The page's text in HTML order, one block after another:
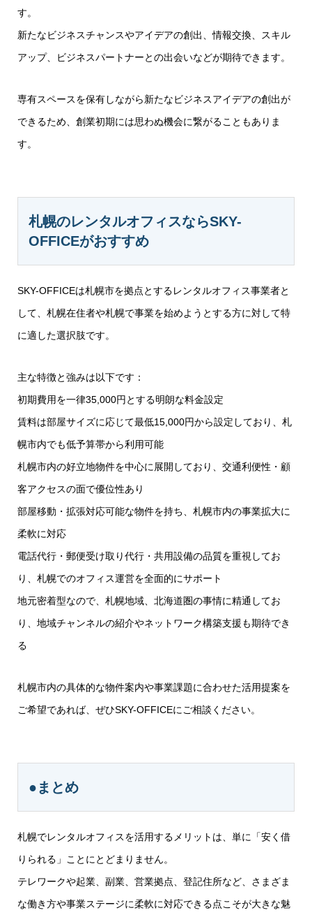
す。
新たなビジネスチャンスやアイデアの創出、情報交換、スキル
アップ、ビジネスパートナーとの出会いなどが期待できます。
専有スペースを保有しながら新たなビジネスアイデアの創出が
できるため、創業初期には思わぬ機会に繋がることもありま
す。
札幌のレンタルオフィスならSKY-
OFFICEがおすすめ
SKY-OFFICEは札幌市を拠点とするレンタルオフィス事業者と
して、札幌在住者や札幌で事業を始めようとする方に対して特
に適した選択肢です。
主な特徴と強みは以下です：
初期費用を一律35,000円とする明朗な料金設定
賃料は部屋サイズに応じて最低15,000円から設定しており、札
幌市内でも低予算帯から利用可能
札幌市内の好立地物件を中心に展開しており、交通利便性・顧
客アクセスの面で優位性あり
部屋移動・拡張対応可能な物件を持ち、札幌市内の事業拡大に
柔軟に対応
電話代行・郵便受け取り代行・共用設備の品質を重視してお
り、札幌でのオフィス運営を全面的にサポート
地元密着型なので、札幌地域、北海道圏の事情に精通してお
り、地域チャンネルの紹介やネットワーク構築支援も期待でき
る
札幌市内の具体的な物件案内や事業課題に合わせた活用提案を
ご希望であれば、ぜひSKY-OFFICEにご相談ください。
●まとめ
札幌でレンタルオフィスを活用するメリットは、単に「安く借
りられる」ことにとどまりません。
テレワークや起業、副業、営業拠点、登記住所など、さまざま
な働き方や事業ステージに柔軟に対応できる点こそが大きな魅